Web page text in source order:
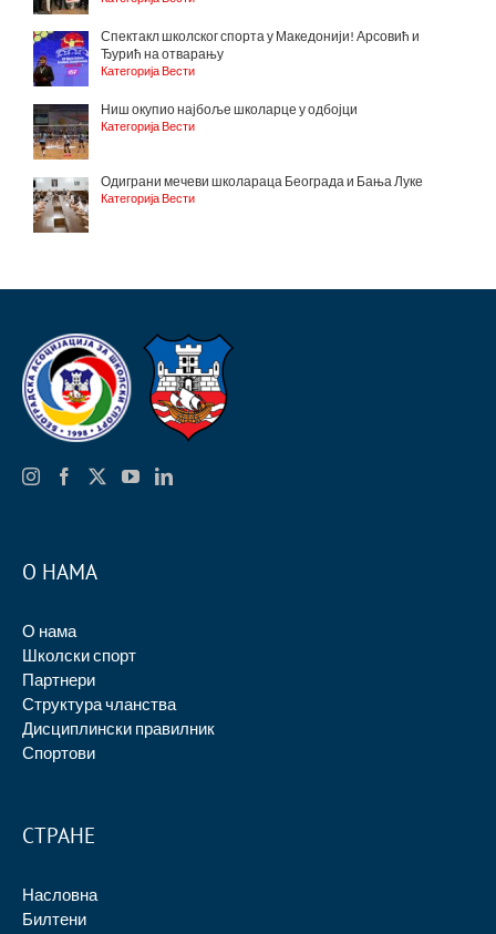
Спектакл школског спорта у Македонији! Арсовић и
Ђурић на отварању
Категорија Вести
Ниш окупио најбоље школарце у одбојци
Категорија Вести
Одиграни мечеви школараца Београда и Бања Луке
Категорија Вести
О НАМА
О нама
Школски спорт
Партнери
Структура чланства
Дисциплински правилник
Спортови
СТРАНЕ
Насловна
Билтени